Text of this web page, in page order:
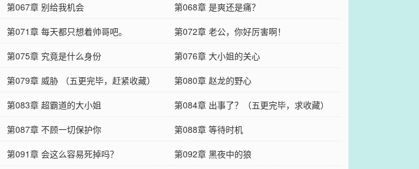
紧
第067章 别给我机会
第068章 是爽还是痛？
第071章 每天都只想着帅哥吧。
第072章 老公，你好厉害啊！
第075章 究竟是什么身份
第076章 大小姐的关心
第079章 威胁 （五更完毕，赶紧收藏）
第080章 赵龙的野心
第083章 超霸道的大小姐
第084章 出事了？（五更完毕，求收藏）
第087章 不顾一切保护你
第088章 等待时机
第091章 会这么容易死掉吗？ 第092章 黑夜中的狼